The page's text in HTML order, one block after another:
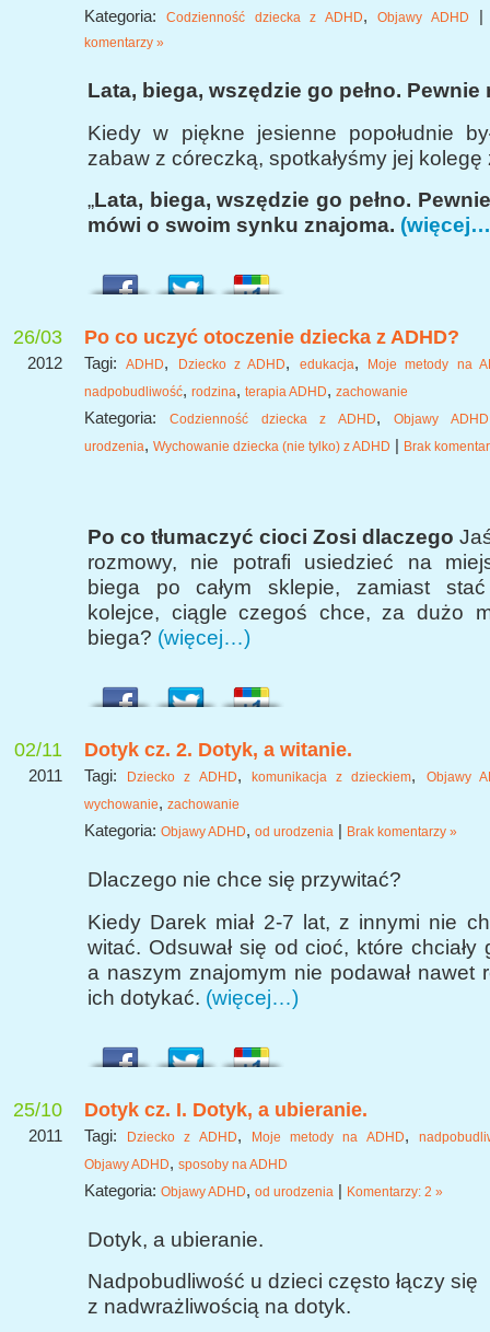
Kategoria:Codzienność dziecka z ADHD,Objawy ADHD
komentarzy »
Lata, biega, wszędzie go pełno. Pewnie
Kiedy w piękne jesienne popołudnie
zabaw z córeczką, spotkałyśmy jej kolegę
„Lata, biega, wszędzie go pełno.
mówi o swoim synku znajoma.
26/03
2012
Po co uczyć otoczenie dziecka z ADHD?
Tagi:ADHD, Dziecko z ADHD, edukacja,
Moje metody na
nadpobudliwość, rodzina, terapia ADHD, zachowanie
Kategoria:Codzienność dziecka z ADHD,Objawy ADHD
urodzenia, Wychowanie dziecka (nie tylko) z ADHD | Brak
Po co tłumaczyć cioci Zosi dlaczego
rozmowy, nie potrafi usiedzieć na
biega po całym sklepie, zamiast
kolejce, ciągle czegoś chce, za dużo
biega? (więcej…)
02/11
2011
Dotyk cz. 2. Dotyk, a witanie.
Tagi: Dziecko z ADHD, komunikacja z dzieckiem,
Objawy
wychowanie, zachowanie
Kategoria: Objawy ADHD, od urodzenia | Brak komentarzy »
Dlaczego nie chce się przywitać?
Kiedy Darek miał 2-7 lat, z innymi nie
witać. Odsuwał się od cioć, które chciały
a naszym znajomym nie podawał nawet
ich dotykać. (więcej…)
25/10
2011
Dotyk cz. I. Dotyk, a ubieranie.
Tagi: Dziecko z ADHD, Moje metody na ADHD,
Objawy ADHD, sposoby na ADHD
Kategoria: Objawy ADHD, od urodzenia | Komentarzy: 2 »
Dotyk, a ubieranie.
Nadpobudliwość u dzieci często łączy się
z nadwrażliwością na dotyk.